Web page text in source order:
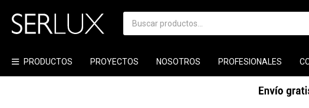
PRODUCTOS PROYECTOS NOSOTROS PROFESIONALES